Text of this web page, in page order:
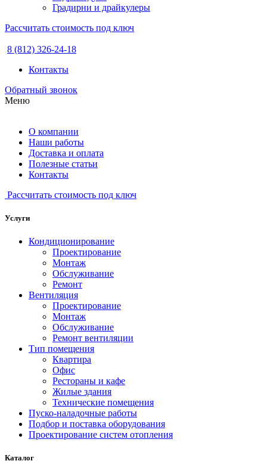
Градирни и драйкулеры
Рассчитать стоимость под ключ
8 (812) 326-24-18
Контакты
Обратный звонок
Меню
О компании
Наши работы
Доставка и оплата
Полезные статьи
Контакты
Рассчитать стоимость под ключ
Услуги
Кондиционирование
Проектирование
Монтаж
Обслуживание
Ремонт
Вентиляция
Проектирование
Монтаж
Обслуживание
Ремонт вентиляции
Тип помещения
Квартира
Офис
Рестораны и кафе
Жилые здания
Технические помещения
Пуско-наладочные работы
Подбор и поставка оборудования
Проектирование систем отопления
Каталог